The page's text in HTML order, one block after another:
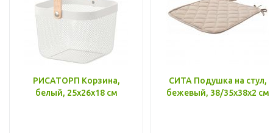
РИСАТОРП Корзина,
белый, 25x26x18 см
СИТА Подушка на стул,
бежевый, 38/35x38x2 см